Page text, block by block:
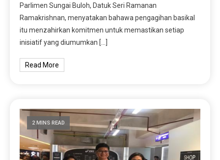
Parlimen Sungai Buloh, Datuk Seri Ramanan
Ramakrishnan, menyatakan bahawa pengagihan basikal
itu menzahirkan komitmen untuk memastikan setiap
inisiatif yang diumumkan […]
Read More
2 MINS READ